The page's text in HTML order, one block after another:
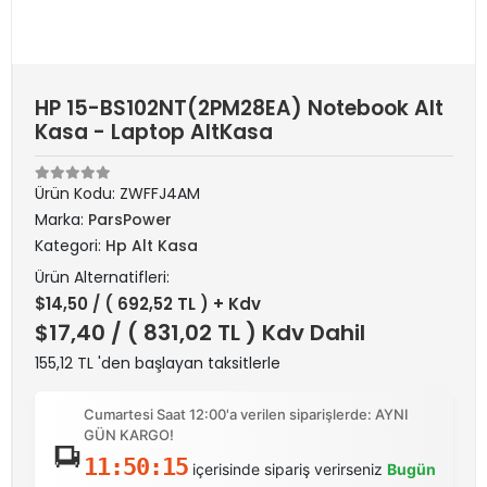
HP 15-BS102NT(2PM28EA) Notebook Alt
Kasa - Laptop AltKasa
Ürün Kodu: ZWFFJ4AM
Marka: ParsPower
Kategori: Hp Alt Kasa
Ürün Alternatifleri:
$14,50 / ( 692,52 TL ) + Kdv
$17,40 / ( 831,02 TL ) Kdv Dahil
155,12 TL 'den başlayan taksitlerle
Cumartesi Saat 12:00'a verilen siparişlerde: AYNI
GÜN KARGO!
11:50:15içerisinde sipariş verirseniz Bugün